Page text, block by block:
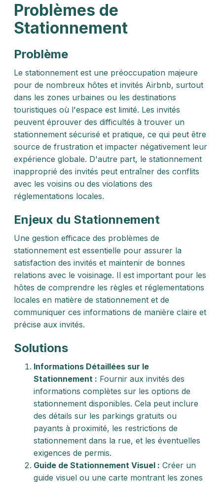
Problèmes de
Stationnement
Problème
Le stationnement est une préoccupation majeure
pour de nombreux hôtes et invités Airbnb, surtout
dans les zones urbaines ou les destinations
touristiques où l'espace est limité. Les invités
peuvent éprouver des difficultés à trouver un
stationnement sécurisé et pratique, ce qui peut être
source de frustration et impacter négativement leur
expérience globale. D'autre part, le stationnement
inapproprié des invités peut entraîner des conflits
avec les voisins ou des violations des
réglementations locales.
Enjeux du Stationnement
Une gestion efficace des problèmes de
stationnement est essentielle pour assurer la
satisfaction des invités et maintenir de bonnes
relations avec le voisinage. Il est important pour les
hôtes de comprendre les règles et réglementations
locales en matière de stationnement et de
communiquer ces informations de manière claire et
précise aux invités.
Solutions
Informations Détaillées sur le
Stationnement : Fournir aux invités des
informations complètes sur les options de
stationnement disponibles. Cela peut inclure
des détails sur les parkings gratuits ou
payants à proximité, les restrictions de
stationnement dans la rue, et les éventuelles
exigences de permis.
Guide de Stationnement Visuel : Créer un
guide visuel ou une carte montrant les zones